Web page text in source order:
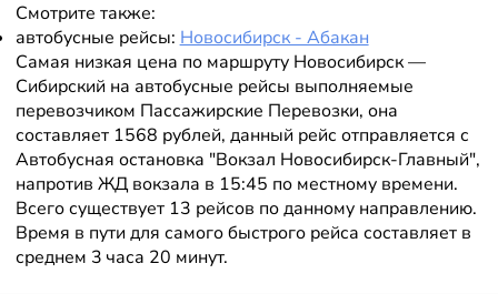
Смотрите также:
автобусные рейсы: Новосибирск - Абакан
Самая низкая цена по маршруту Новосибирск —
Сибирский на автобусные рейсы выполняемые
перевозчиком Пассажирские Перевозки, она
составляет 1568 рублей, данный рейс отправляется с
Автобусная остановка "Вокзал Новосибирск-Главный",
напротив ЖД вокзала в 15:45 по местному времени.
Всего существует 13 рейсов по данному направлению.
Время в пути для самого быстрого рейса составляет в
среднем 3 часа 20 минут.